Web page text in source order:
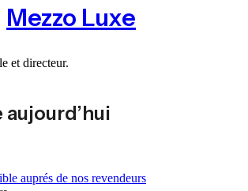
Mezzo Luxe
et directeur.
auprés de nos revendeurs